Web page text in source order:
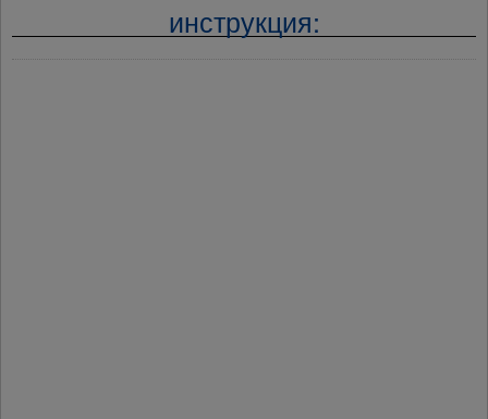
инструкция: